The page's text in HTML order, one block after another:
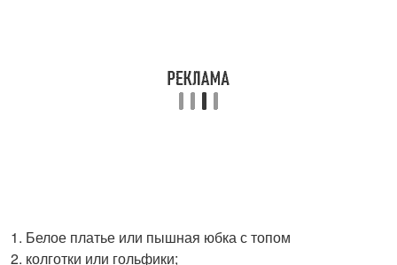
Белое платье или пышная юбка с топом
колготки или гольфики;